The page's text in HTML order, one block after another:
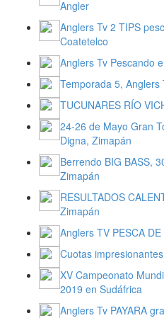
Angler
Anglers Tv 2 TIPS
Coatetelco
Anglers Tv Pescando
Temporada 5, Anglers
TUCUNARES RÍO
24-26 de Mayo Gran
Digna, Zimapán
Berrendo BIG BASS,
Zimapán
RESULTADOS
Zimapán
Anglers TV PESCA
Cuotas
XV Campeonato
2019 en Sudáfrica
Anglers Tv PAYARA